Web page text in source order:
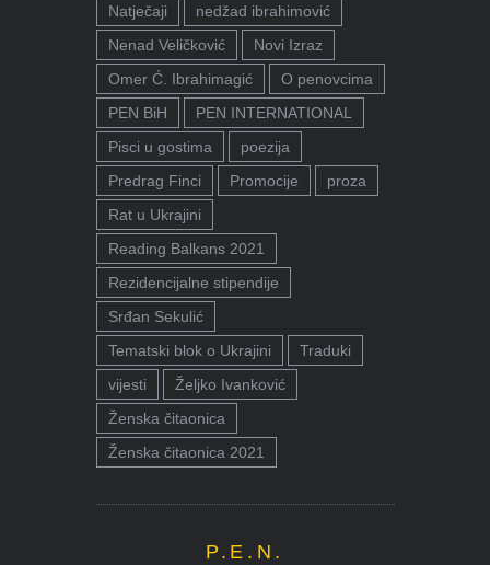
Natječaji
nedžad ibrahimović
Nenad Veličković
Novi Izraz
Omer Ć. Ibrahimagić
O penovcima
PEN BiH
PEN INTERNATIONAL
Pisci u gostima
poezija
Predrag Finci
Promocije
proza
Rat u Ukrajini
Reading Balkans 2021
Rezidencijalne stipendije
Srđan Sekulić
Tematski blok o Ukrajini
Traduki
vijesti
Željko Ivanković
Ženska čitaonica
Ženska čitaonica 2021
P.E.N.